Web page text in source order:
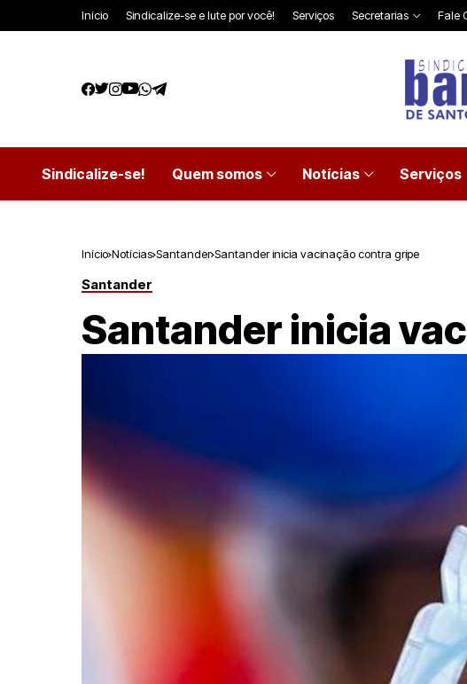
Início Sindicalize-se e lute por você! Serviços Secretarias Fale
Sindicalize-se! Quem somos Notícias Serviços
Início Notícias Santander Santander inicia vacinação contra gripe
Santander
Santander inicia